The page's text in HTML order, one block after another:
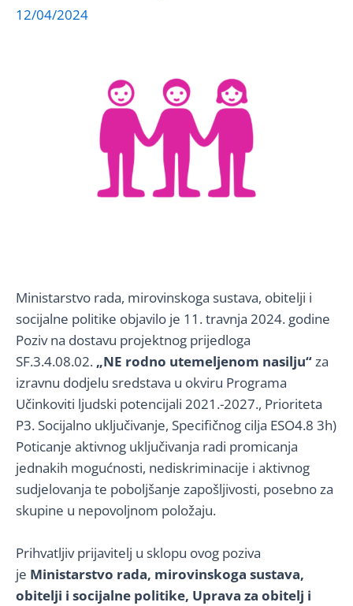
12/04/2024
Ministarstvo rada, mirovinskoga sustava, obitelji i
socijalne politike objavilo je 11. travnja 2024. godine
Poziv na dostavu projektnog prijedloga
SF.3.4.08.02. „NE rodno utemeljenom nasilju“za
izravnu dodjelu sredstava u okviru Programa
Učinkoviti ljudski potencijali 2021.-2027., Prioriteta
P3. Socijalno uključivanje, Specifičnog cilja ESO4.8 3h)
Poticanje aktivnog uključivanja radi promicanja
jednakih mogućnosti, nediskriminacije i aktivnog
sudjelovanja te poboljšanje zapošljivosti, posebno za
skupine u nepovoljnom položaju.
Prihvatljiv prijavitelj u sklopu ovog poziva
je Ministarstvo rada, mirovinskoga sustava,
obitelji i socijalne politike, Uprava za obitelj i